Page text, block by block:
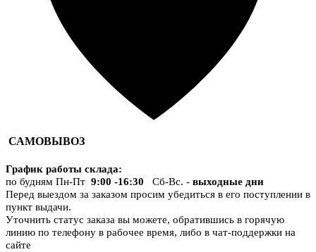
САМОВЫВОЗ
График работы склада:
по будням Пн-Пт 9:00 -16:30 Сб-Вс. - выходные дни
Перед выездом за заказом просим убедиться в его поступлении в
пункт выдачи.
Уточнить статус заказа вы можете, обратившись в горячую
линию по телефону в рабочее время, либо в чат-поддержки на
сайте